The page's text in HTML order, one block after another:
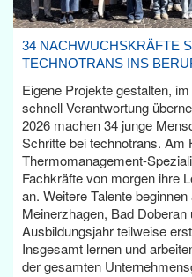
34 NACHWUCHSKRÄFTE
TECHNOTRANS INS
Eigene Projekte gestalten,
schnell Verantwortung
2026 machen 34 junge
Schritte bei technotrans. Am
Thermomanagement-
Fachkräfte von morgen ihre
an. Weitere Talente
Meinerzhagen, Bad
Ausbildungsjahr teilweise
Insgesamt lernen und
der gesamten